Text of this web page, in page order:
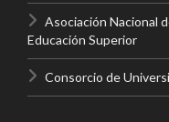
Asociación Nacional
Educación Superior
Consorcio de